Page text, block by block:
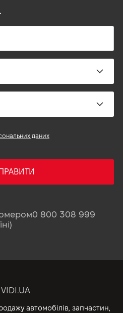
даних
0 800 308 999
автомобілів, запчастин,